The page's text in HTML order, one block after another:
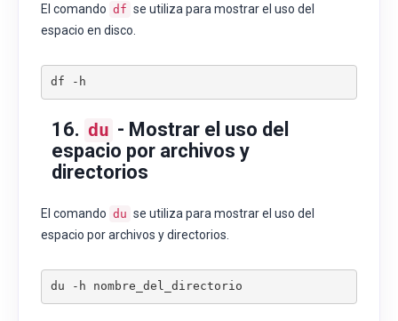
El comando df se utiliza para mostrar el uso del
espacio en disco.
df -h
16. du - Mostrar el uso del
espacio por archivos y
directorios
El comando du se utiliza para mostrar el uso del
espacio por archivos y directorios.